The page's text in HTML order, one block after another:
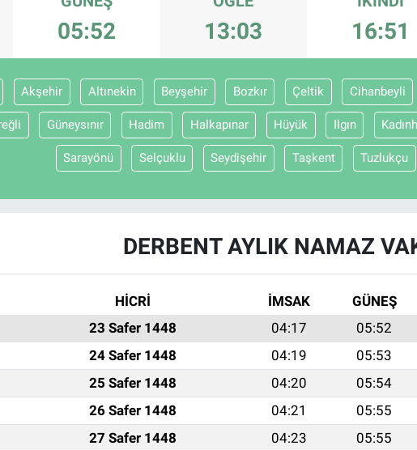
05:52 13:03 16:51
Akşehir Altınekin Beyşehir Bozkır Çeltik Cihanbeyli
Güneysınır Hadim Halkapınar Hüyük Ilgın
Sarayönü Selçuklu Seydişehir Taşkent Tuzlukçu
DERBENT AYLIK NAMAZ
HİCRİ İMSAK GÜNEŞ
23 Safer 1448 04:17 05:52
24 Safer 1448 04:19 05:53
25 Safer 1448 04:20 05:54
26 Safer 1448 04:21 05:55
27 Safer 1448 04:23 05:55